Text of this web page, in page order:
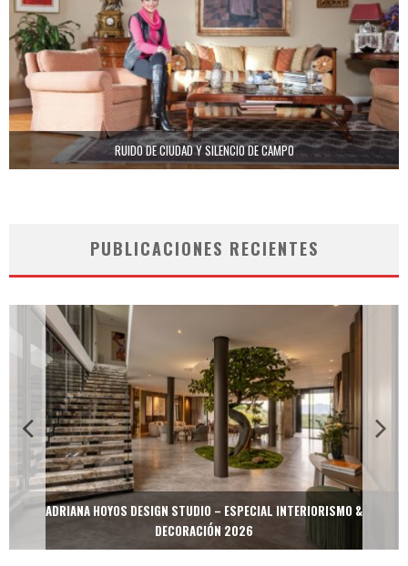
RUIDO DE CIUDAD Y SILENCIO DE CAMPO
PUBLICACIONES RECIENTES
MULTIOFICINAS / AMOBLARE / TREZE – ESPECIAL INTERIORISMO &
DECORACIÓN 2026